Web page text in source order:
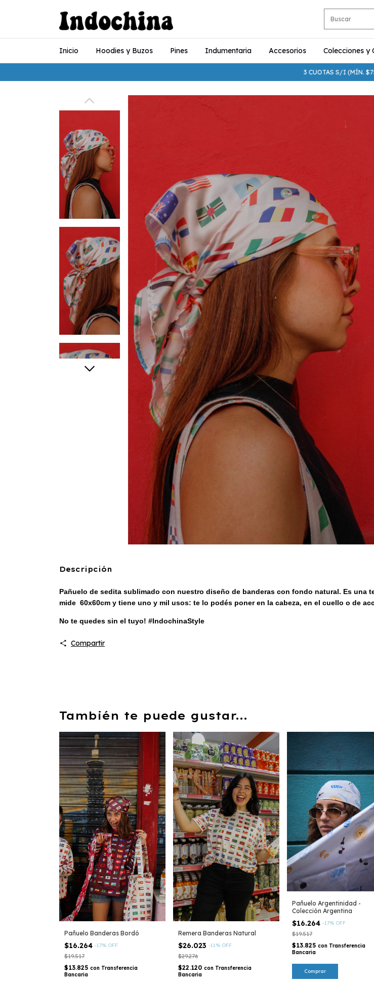
Inicio Hoodies y Buzos Pines Indumentaria Accesorios Colecciones y
3 CUOTAS S/I (MÍN. $75.000) - 6
Descripción
Pañuelo de sedita sublimado con nuestro diseño de banderas con fondo natural. Es una
mide 60x60cm y tiene uno y mil usos: te lo podés poner en la cabeza, en el cuello o de
No te quedes sin el tuyo! #IndochinaStyle
Compartir
También te puede gustar...
Pañuelo Banderas Bordó
$16.264 -17% OFF
$19.517
$13.825 con Transferencia
Bancaria
Remera Banderas Natural
$26.023 -11% OFF
$29.276
$22.120 con Transferencia
Bancaria
Pañuelo Argentinidad -
Colección Argentina
$16.264 -17% OFF
$19.517
$13.825 con Transferencia
Bancaria